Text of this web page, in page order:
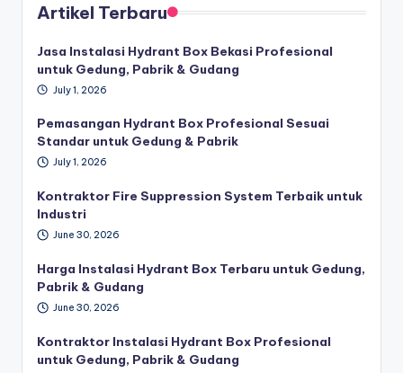
Artikel Terbaru
Jasa Instalasi Hydrant Box Bekasi Profesional
untuk Gedung, Pabrik & Gudang
July 1, 2026
Pemasangan Hydrant Box Profesional Sesuai
Standar untuk Gedung & Pabrik
July 1, 2026
Kontraktor Fire Suppression System Terbaik untuk
Industri
June 30, 2026
Harga Instalasi Hydrant Box Terbaru untuk Gedung,
Pabrik & Gudang
June 30, 2026
Kontraktor Instalasi Hydrant Box Profesional
untuk Gedung, Pabrik & Gudang